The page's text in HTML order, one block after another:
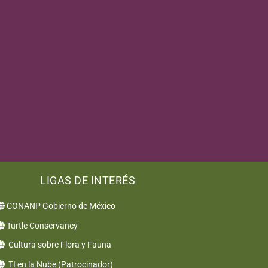
LIGAS DE INTERÉS
CONANP Gobierno de México
Turtle Conservancy
Cultura sobre Flora y Fauna
TI en la Nube (Patrocinador)